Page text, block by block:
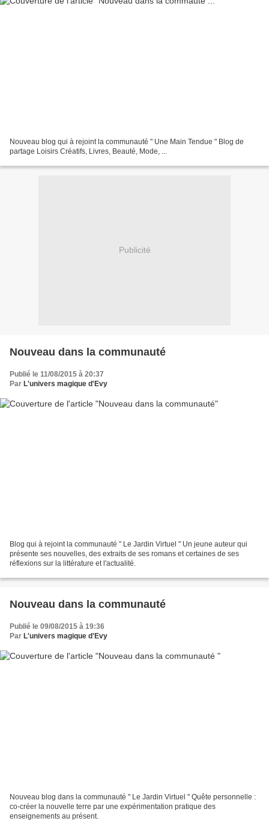
Nouveau blog qui à rejoint la communauté " Une Main Tendue " Blog de
partage Loisirs Créatifs, Livres, Beauté, Mode, ...
Publicité
Nouveau dans la communauté
Publié le 11/08/2015 à 20:37
Par L'univers magique d'Evy
Blog qui à rejoint la communauté " Le Jardin Virtuel " Un jeune auteur qui
présente ses nouvelles, des extraits de ses romans et certaines de ses
réflexions sur la littérature et l'actualité.
Nouveau dans la communauté
Publié le 09/08/2015 à 19:36
Par L'univers magique d'Evy
Nouveau blog dans la communauté " Le Jardin Virtuel " Quête personnelle :
co-créer la nouvelle terre par une expérimentation pratique des
enseignements au présent.